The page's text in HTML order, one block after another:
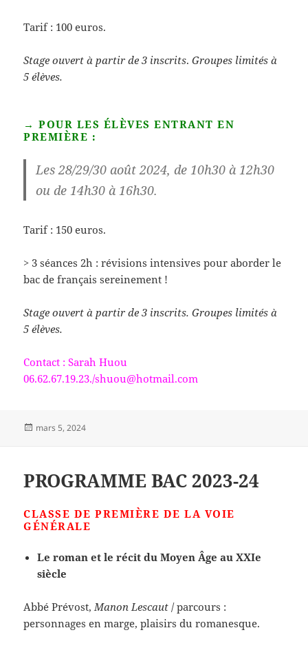
Tarif : 100 euros.
Stage ouvert à partir de 3 inscrits.Groupes limités à
5 élèves.
→ POUR LES ÉLÈVES ENTRANT EN
PREMIÈRE :
Les28/29/30 août 2024, de 10h30 à 12h30
ou de 14h30 à 16h30.
Tarif : 150 euros.
> 3 séances 2h : révisions intensives pour aborder le
bac de français sereinement !
Stage ouvert à partir de 3 inscrits. Groupes limités à
5 élèves.
Contact : Sarah Huou
06.62.67.19.23./shuou@hotmail.com
Publié
mars 5, 2024
PROGRAMME BAC 2023-24
CLASSE DE PREMIÈRE DE LA VOIE
GÉNÉRALE
Le roman et le récit du Moyen Âge au XXIe
siècle
Abbé Prévost, Manon Lescaut / parcours :
personnages en marge, plaisirs du romanesque.